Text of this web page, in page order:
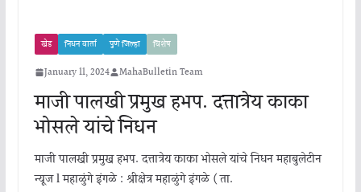
खेड निधन वार्ता पुणे जिल्हा विशेष
January 11, 2024 MahaBulletin Team
माजी पालखी प्रमुख हभप. दत्तात्रेय काका
भोसले यांचे निधन
माजी पालखी प्रमुख हभप. दत्तात्रेय काका भोसले यांचे निधन महाबुलेटीन
न्यूज l महाळुंगे इंगळे : श्रीक्षेत्र महाळुंगे इंगळे ( ता.